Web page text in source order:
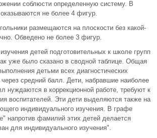
соблюсти определенную систему. В
не более 4 фигур.
размещаются на плоскости без какой-
Обведено не более 3 фигур.
детей подготовительных к школе групп
уже было сказано в сводной таблице. Общая
детьми всех диагностических
средний балл. Дети, набравшие наиболее
нуждаются в коррекционной работе, требуют к
воспитателей. Эти дети выделяются также на
индивидуального изучения. В графе
напротив фамилий этих детей делается
для индивидуально­го изучения".